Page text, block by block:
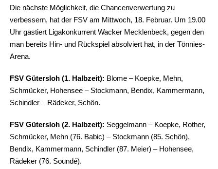
Die nächste Möglichkeit, die Chancenverwertung zu
verbessern, hat der FSV am Mittwoch, 18. Februar. Um 19.00
Uhr gastiert Ligakonkurrent Wacker Mecklenbeck, gegen den
man bereits Hin- und Rückspiel absolviert hat, in der Tönnies-
Arena.
FSV Gütersloh (1. Halbzeit): Blome – Koepke, Mehn,
Schmücker, Hohensee – Stockmann, Bendix, Kammermann,
Schindler – Rädeker, Schön.
FSV Gütersloh (2. Halbzeit): Seggelmann – Koepke, Rother,
Schmücker, Mehn (76. Babic) – Stockmann (85. Schön),
Bendix, Kammermann, Schindler (87. Meier) – Hohensee,
Rädeker (76. Soundé).